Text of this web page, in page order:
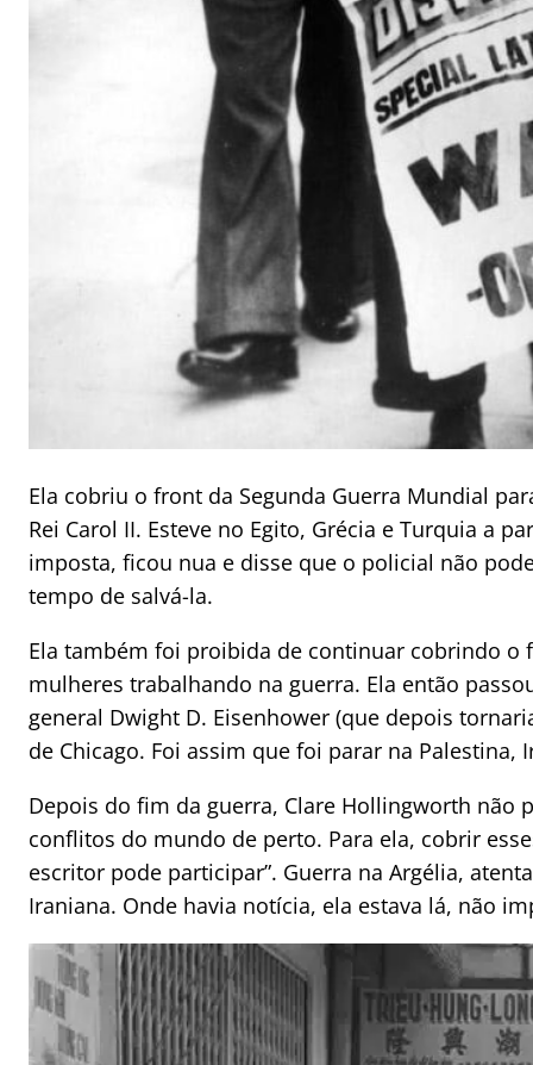
Ela cobriu o front da Segunda Guerra Mundial
Rei Carol II. Esteve no Egito, Grécia e Turquia a
imposta, ficou nua e disse que o policial não
tempo de salvá-la.
Ela também foi proibida de continuar cobrindo o
mulheres trabalhando na guerra. Ela então
general Dwight D. Eisenhower (que depois
de Chicago. Foi assim que foi parar na Palestina,
Depois do fim da guerra, Clare Hollingworth não
conflitos do mundo de perto. Para ela, cobrir
escritor pode participar”. Guerra na Argélia,
Iraniana. Onde havia notícia, ela estava lá, não